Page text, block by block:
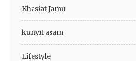
Khasiat Jamu
kunyit asam
Lifestyle